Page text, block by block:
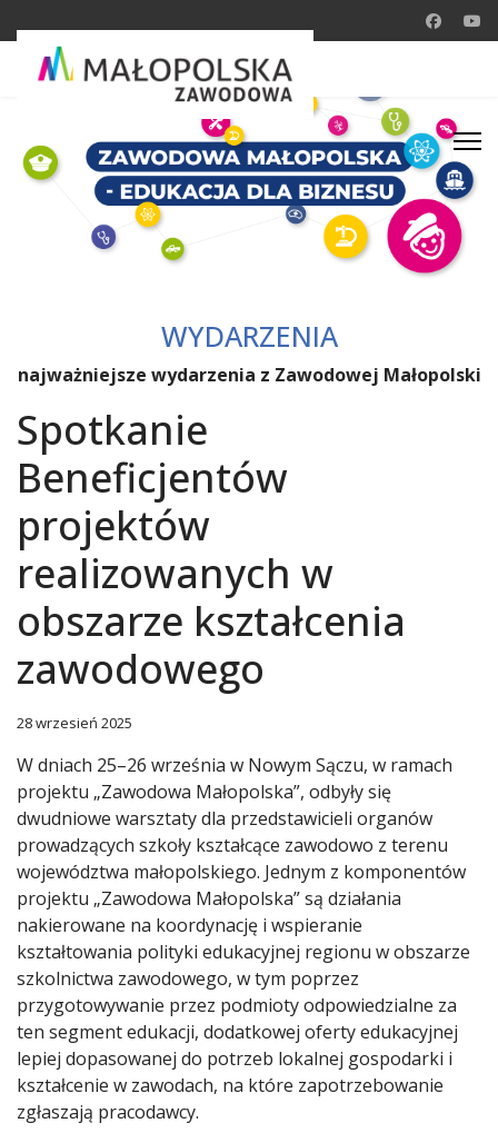
WYDARZENIA
najważniejsze wydarzenia z Zawodowej Małopolski
Spotkanie
Beneficjentów
projektów
realizowanych w
obszarze kształcenia
zawodowego
28 wrzesień 2025
W dniach 25–26 września w Nowym Sączu, w ramach
projektu „Zawodowa Małopolska”, odbyły się
dwudniowe warsztaty dla przedstawicieli organów
prowadzących szkoły kształcące zawodowo z terenu
województwa małopolskiego. Jednym z komponentów
projektu „Zawodowa Małopolska” są działania
nakierowane na koordynację i wspieranie
kształtowania polityki edukacyjnej regionu w obszarze
szkolnictwa zawodowego, w tym poprzez
przygotowywanie przez podmioty odpowiedzialne za
ten segment edukacji, dodatkowej oferty edukacyjnej
lepiej dopasowanej do potrzeb lokalnej gospodarki i
kształcenie w zawodach, na które zapotrzebowanie
zgłaszają pracodawcy.